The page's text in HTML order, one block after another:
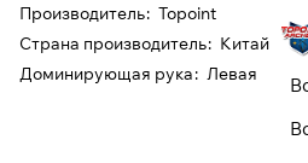
Производитель: Topoint
Страна производитель: Китай
Доминирующая рука: Левая
Оплачивайте
картой любого